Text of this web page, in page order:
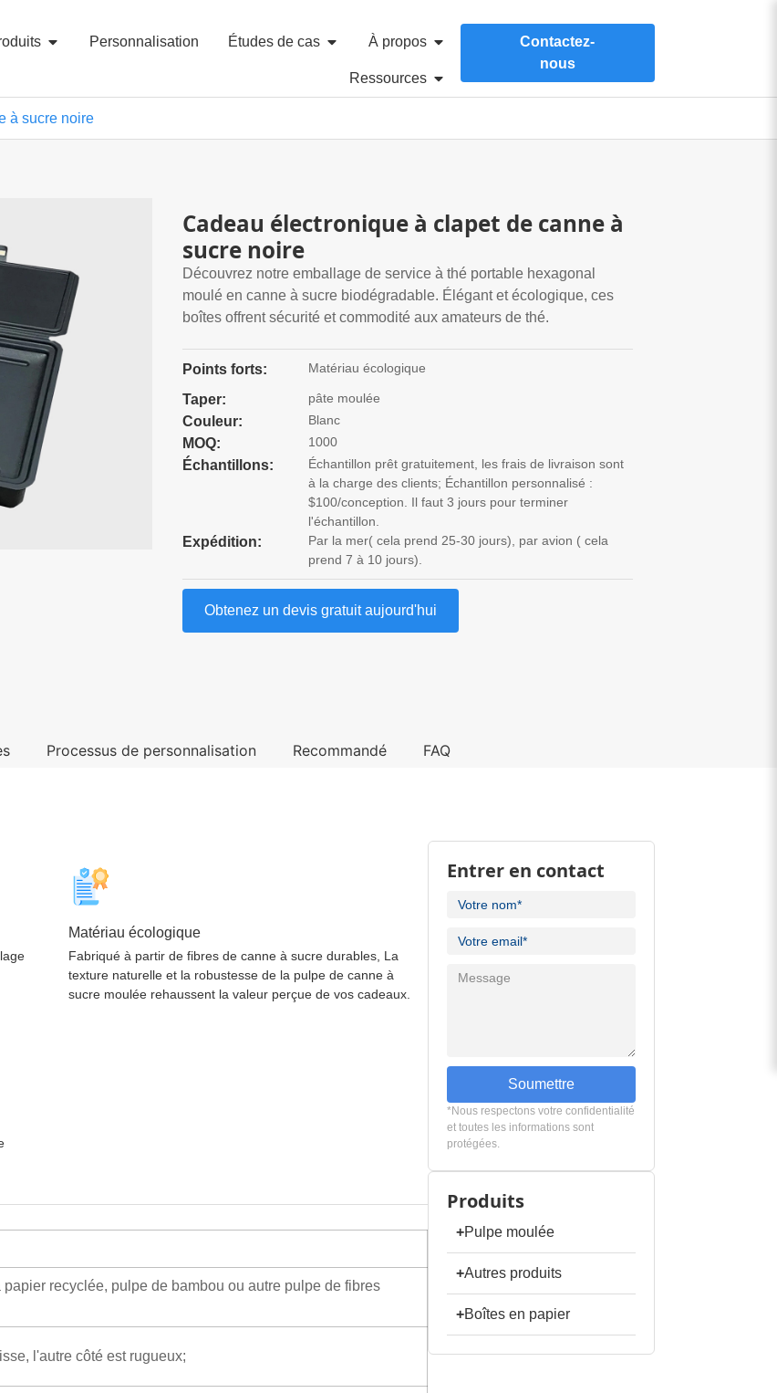
Personnalisation Études de cas À propos
Ressources
Contactez-
nous
à sucre noire
Cadeau électronique à clapet de canne à
sucre noire
Découvrez notre emballage de service à thé portable hexagonal
moulé en canne à sucre biodégradable. Élégant et écologique, ces
boîtes offrent sécurité et commodité aux amateurs de thé.
Points forts: Matériau écologique
Taper: pâte moulée
Couleur: Blanc
MOQ: 1000
Échantillons:
Échantillon prêt gratuitement, les frais de livraison sont
à la charge des clients; Échantillon personnalisé :
$100/conception. Il faut 3 jours pour terminer
l'échantillon.
Expédition:
Par la mer( cela prend 25-30 jours), par avion ( cela
prend 7 à 10 jours).
Obtenez un devis gratuit aujourd'hui
Processus de personnalisation Recommandé FAQ
Matériau écologique
Fabriqué à partir de fibres de canne à sucre durables, La
texture naturelle et la robustesse de la pulpe de canne à
sucre moulée rehaussent la valeur perçue de vos cadeaux.
recyclée, pulpe de bambou ou autre pulpe de fibres
l'autre côté est rugueux;
Entrer en contact
Soumettre
*Nous respectons votre confidentialité
et toutes les informations sont
protégées.
Produits
+Pulpe moulée
+Autres produits
+Boîtes en papier